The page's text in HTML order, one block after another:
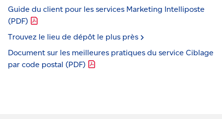
Guide du client pour les services Marketing Intelliposte
(PDF)
Trouvez le lieu de dépôt le plus près
Document sur les meilleures pratiques du service Ciblage
par code postal (PDF)